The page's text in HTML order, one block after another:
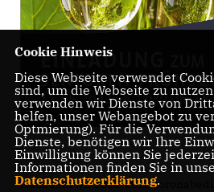
Nachdem wir 2020-2022
Cookie Hinweis
Diese Webseite verwendet
sind, um die Webseite zu
verwenden wir Dienste von
helfen, unser Webangebot zu
Optmierung). Für die
Dienste, benötigen wir Ihre
Einwilligung können Sie
Informationen finden Sie in
Datenschutzerklärung.